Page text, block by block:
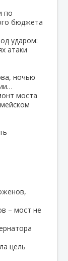
по
бюджета
ударом:
атаки
ночью
моста
цель